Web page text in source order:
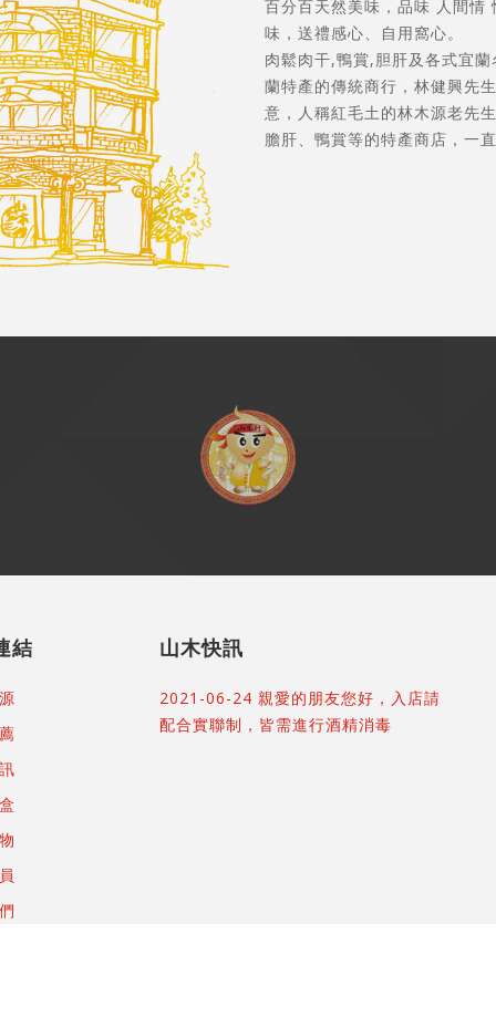
百分百天然美味，品味 人間情
味，送禮感心、自用窩心。
肉鬆肉干,鴨賞,胆肝及各式宜
蘭特產的傳統商行，林健興先
意，人稱紅毛土的林木源老先
膽肝、鴨賞等的特產商店，一
結 山木快訊
2021-06-24 親愛的朋友您好，入店請
配合實聯制，皆需進行酒精消毒